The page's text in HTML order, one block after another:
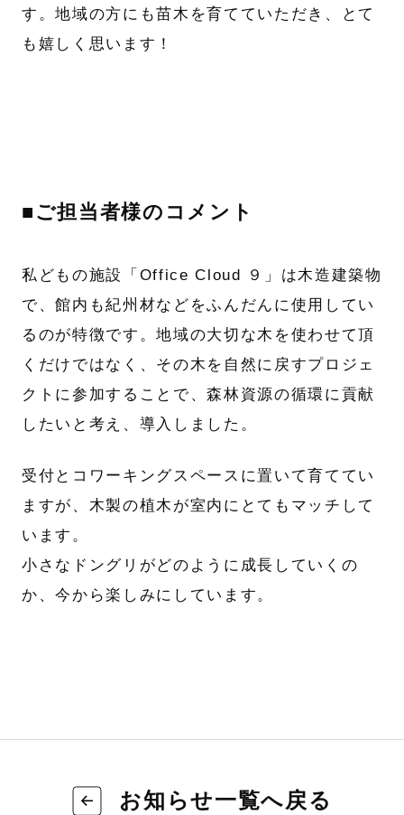
す。地域の方にも苗木を育てていただき、とて
も嬉しく思います！
■ご担当者様のコメント
私どもの施設「Office Cloud ９」は木造建築物
で、館内も紀州材などをふんだんに使用してい
るのが特徴です。地域の大切な木を使わせて頂
くだけではなく、その木を自然に戻すプロジェ
クトに参加することで、森林資源の循環に貢献
したいと考え、導入しました。
受付とコワーキングスペースに置いて育ててい
ますが、木製の植木が室内にとてもマッチして
います。
小さなドングリがどのように成長していくの
か、今から楽しみにしています。
お知らせ一覧へ戻る